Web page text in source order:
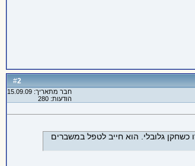
#
2
חבר מתאריך: 15.09.09
הודעות: 280
גלובלי. הוא חייב לטפל במשברים